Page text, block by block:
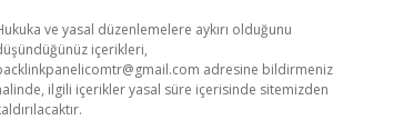
ve yasal düzenlemelere aykırı olduğunu
içerikleri,
adresine bildirmeniz
ilgili içerikler yasal süre içerisinde sitemizden